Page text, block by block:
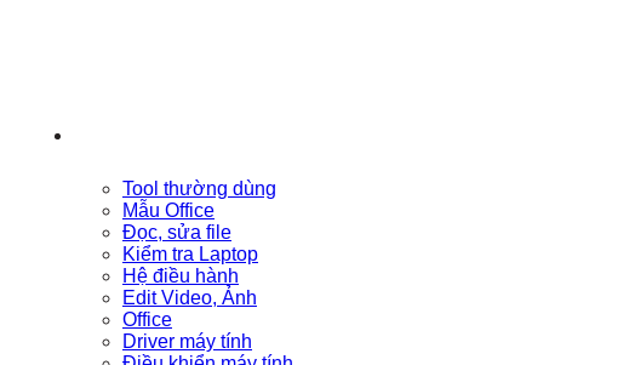
Tool thường dùng
Mẫu Office
Đọc, sửa file
Kiểm tra Laptop
Hệ điều hành
Edit Video, Ảnh
Office
Driver máy tính